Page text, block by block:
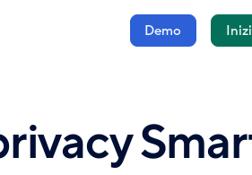
Demo